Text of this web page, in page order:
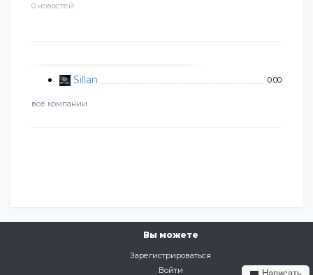
0 новостей
Sillan 0.00
все компании
Вы можете
Зарегистрироваться
Войти